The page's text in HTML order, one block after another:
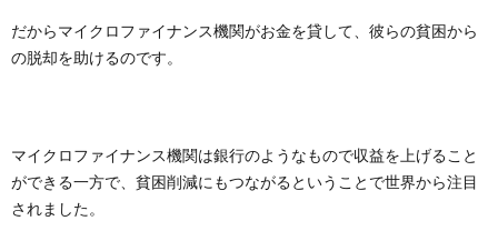
だからマイクロファイナンス機関がお金を貸して、彼らの貧困から
の脱却を助けるのです。
マイクロファイナンス機関は銀行のようなもので収益を上げること
ができる一方で、貧困削減にもつながるということで世界から注目
されました。